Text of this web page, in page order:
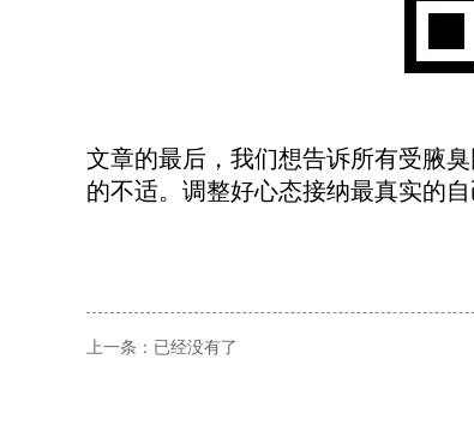
文章的最后，我们想告诉所有受腋
的不适。调整好心态接纳最真实的
上一条： 已经没有了